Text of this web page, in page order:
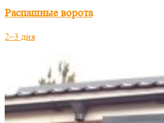
Распашные ворота
2–3 дня